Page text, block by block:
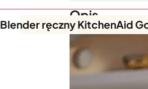
Blender ręczny KitchenAid
Opis